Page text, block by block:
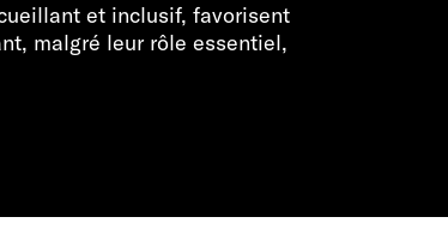
et inclusif, favorisent
malgré leur rôle essentiel,